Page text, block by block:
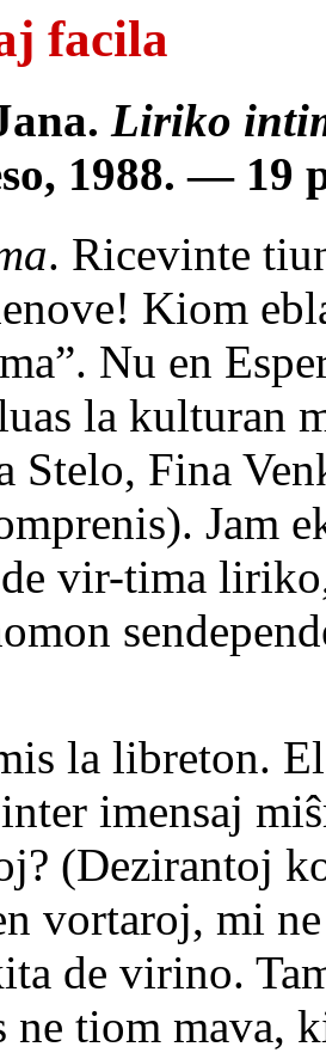
facila
Liriko
1988. — 19
. Ricevinte
Kiom
Nu en
la kulturan
Stelo, Fina
Jam
vir-tima
la libreton.
imensaj
(Dezirantoj
vortaroj, mi
de virino.
ne tiom mava,